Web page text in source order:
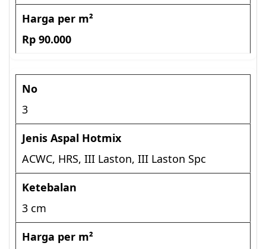
Rp 90.000
3
ACWC, HRS, III Laston, III Laston Spc
3 cm